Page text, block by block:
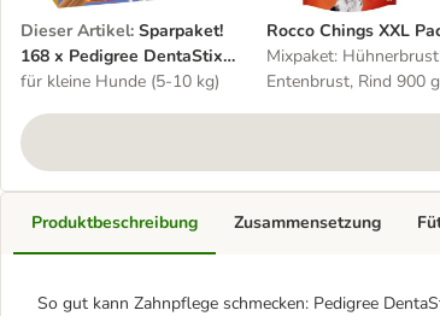
Dieser Artikel: Sparpaket!
168 x Pedigree DentaStix
Tägliche Zahnpflege /
für kleine Hunde (5-10 kg)
Rocco Chings XXL
Mixpaket:
Entenbrust, Rind 900 g
Produktbeschreibung
So gut kann Zahnpflege schmecken: Pedigree
Zusammensetzung